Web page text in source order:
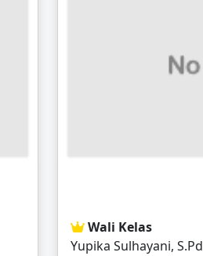
Wali Kelas
Yupika Sulhayani, S.Pd